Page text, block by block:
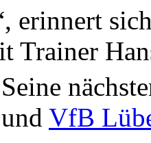
erinnert
Trainer
Seine
und VfB